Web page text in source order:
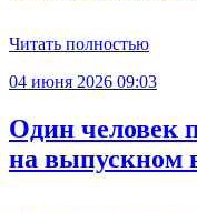
Читать полностью
04 июня 2026 09:03
Один человек
на выпускном